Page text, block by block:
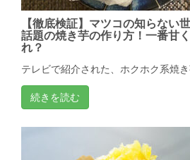
【徹底検証】マツコの知らない
話題の焼き芋の作り方！一番甘
れ？
テレビで紹介された、ホクホク系焼き
続きを読む